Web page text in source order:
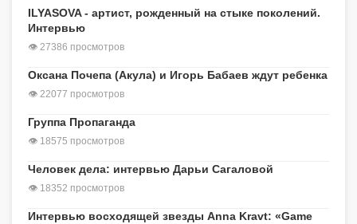
ILYASOVA - артист, рожденный на стыке поколений.
Интервью
👁 27386 просмотров
Оксана Почепа (Акула) и Игорь Бабаев ждут ребенка
👁 22077 просмотров
Группа Пропаганда
👁 18575 просмотров
Человек дела: интервью Дарьи Сагаловой
👁 18352 просмотров
Интервью восходящей звезды Anna Kravt: «Game